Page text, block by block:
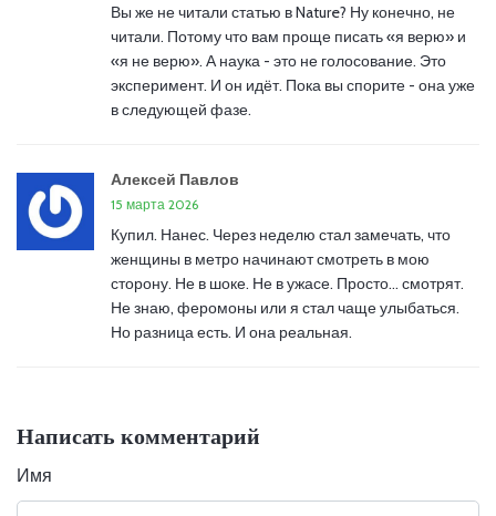
Вы же не читали статью в Nature? Ну конечно, не
читали. Потому что вам проще писать «я верю» и
«я не верю». А наука - это не голосование. Это
эксперимент. И он идёт. Пока вы спорите - она уже
в следующей фазе.
Алексей Павлов
15 марта 2026
Купил. Нанес. Через неделю стал замечать, что
женщины в метро начинают смотреть в мою
сторону. Не в шоке. Не в ужасе. Просто... смотрят.
Не знаю, феромоны или я стал чаще улыбаться.
Но разница есть. И она реальная.
Написать комментарий
Имя